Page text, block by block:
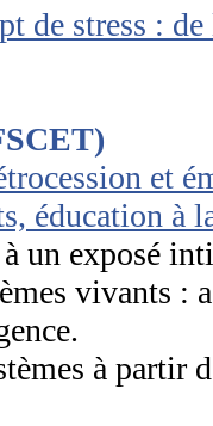
de stress :
et
éducation à
exposé
vivants :
à partir